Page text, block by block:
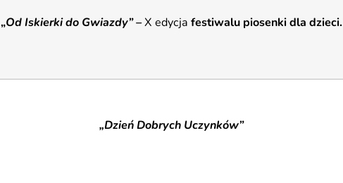
„Od Iskierki do Gwiazdy” –X edycja festiwalu piosenki dla dzieci.
„Dzień Dobrych Uczynków”